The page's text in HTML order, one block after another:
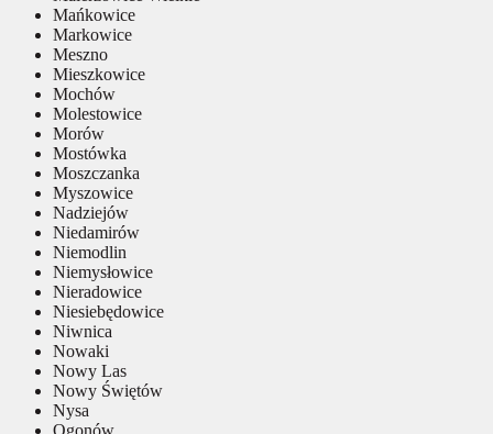
Mańkowice
Markowice
Meszno
Mieszkowice
Mochów
Molestowice
Morów
Mostówka
Moszczanka
Myszowice
Nadziejów
Niedamirów
Niemodlin
Niemysłowice
Nieradowice
Niesiebędowice
Niwnica
Nowaki
Nowy Las
Nowy Świętów
Nysa
Ogonów